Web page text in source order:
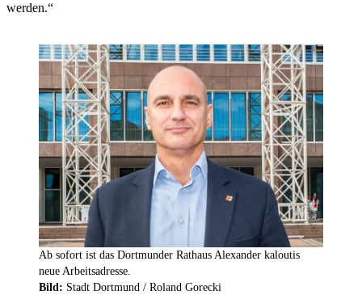
werden.“
Ab sofort ist das Dortmunder Rathaus Alexander kaloutis
neue Arbeitsadresse.
Bild: Stadt Dortmund / Roland Gorecki